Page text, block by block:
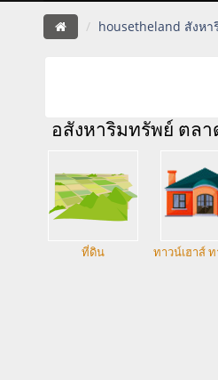
housetheland สังห
อสังหาริมทรัพย์ ตลา
ที่ดิน ทาวน์เฮาส์